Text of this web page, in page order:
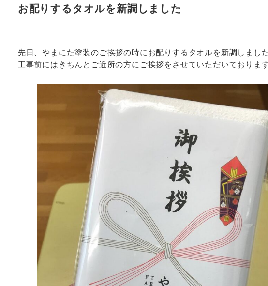
お配りするタオルを新調しました
先日、やまにた塗装のご挨拶の時にお配りするタオルを新調しました
工事前にはきちんとご近所の方にご挨拶をさせていただいておりま